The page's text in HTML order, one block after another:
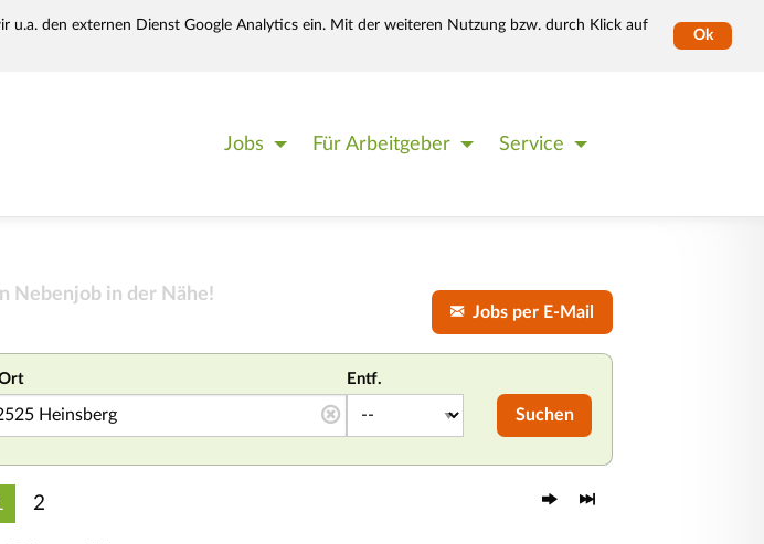
den externen Dienst Google Analytics ein. Mit der weiteren Nutzung bzw. durch Klick auf
Ok
Jobs Für Arbeitgeber Service
Nebenjob in der Nähe!
Jobs per E-Mail
Entf.
Suchen
2